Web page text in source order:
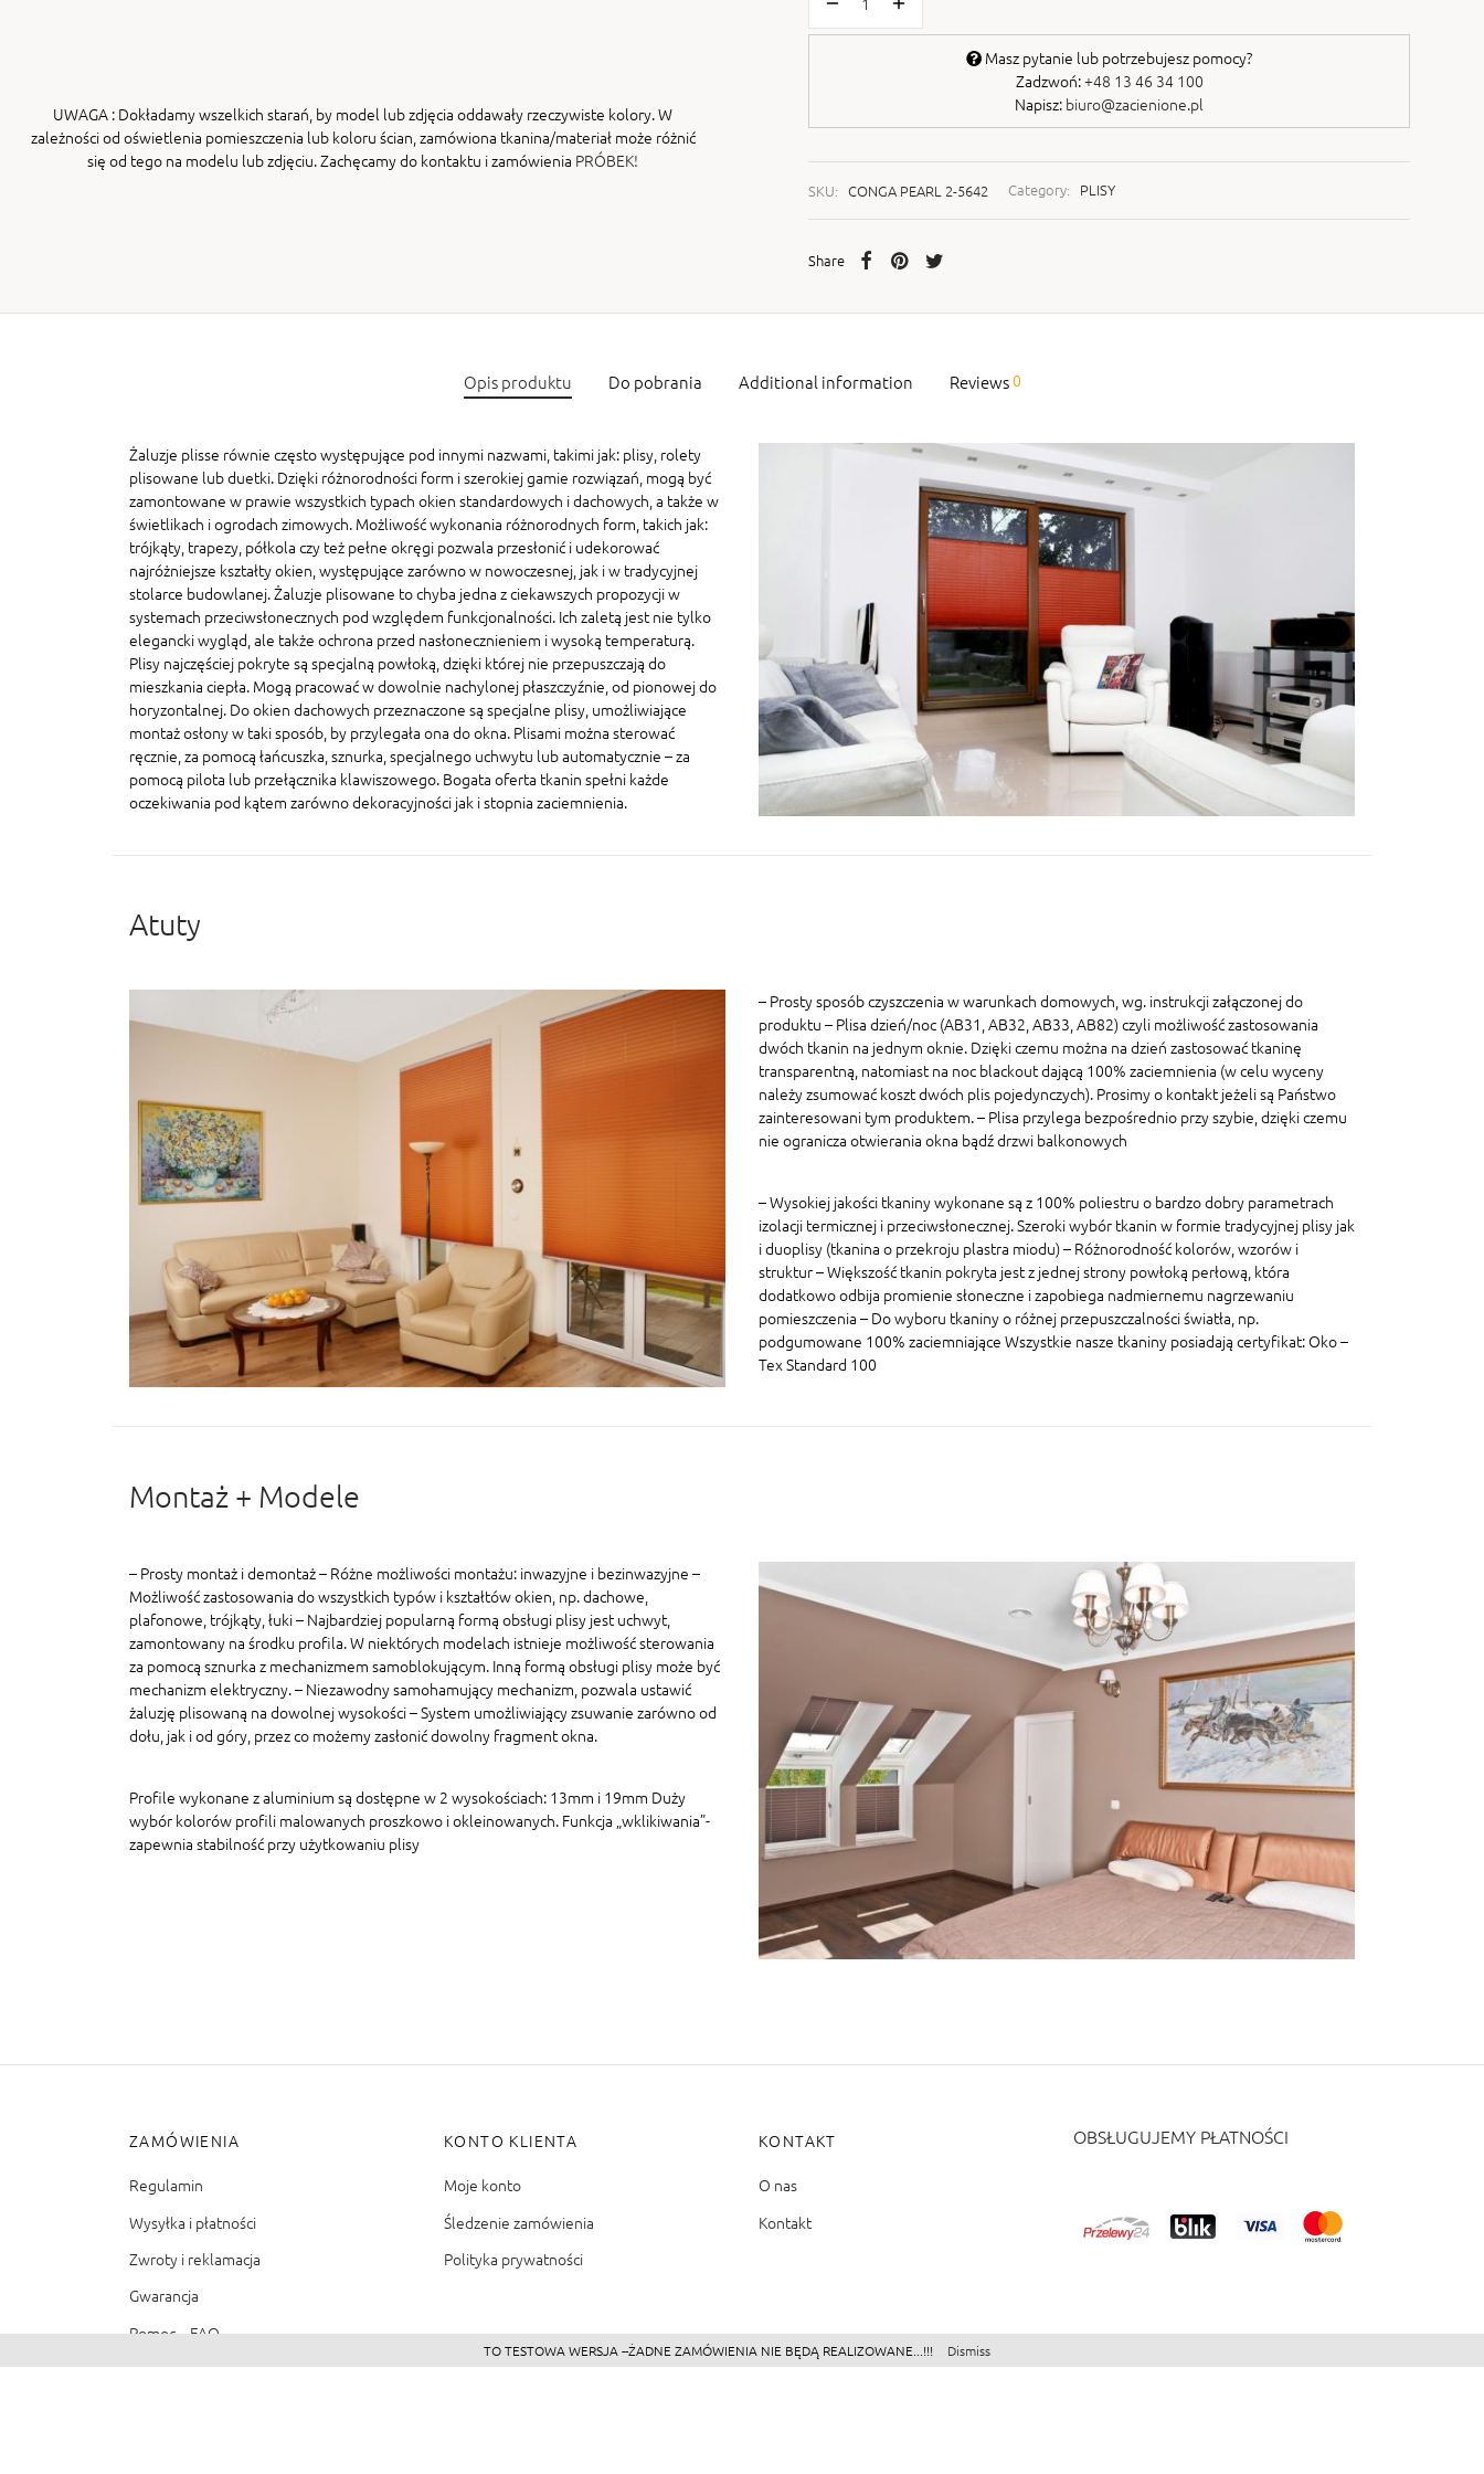
UWAGA : Dokładamy wszelkich starań, by model lub zdjęcia oddawały rzeczywiste kolory. W
zależności od oświetlenia pomieszczenia lub koloru ścian, zamówiona tkanina/materiał może różnić
się od tego na modelu lub zdjęciu. Zachęcamy do kontaktu i zamówienia PRÓBEK!
Masz pytanie lub potrzebujesz pomocy?
Zadzwoń:+48 13 46 34 100
Napisz: biuro@zacienione.pl
SKU: CONGA PEARL 2-5642 Category: PLISY
Share
Opis produktu Do pobrania Additional information Reviews0
Żaluzje plisse równie często występujące pod innymi nazwami, takimi jak: plisy, rolety
plisowane lub duetki. Dzięki różnorodności form i szerokiej gamie rozwiązań, mogą być
zamontowane w prawie wszystkich typach okien standardowych i dachowych, a także w
świetlikach i ogrodach zimowych. Możliwość wykonania różnorodnych form, takich jak:
trójkąty, trapezy, półkola czy też pełne okręgi pozwala przesłonić i udekorować
najróżniejsze kształty okien, występujące zarówno w nowoczesnej, jak i w tradycyjnej
stolarce budowlanej. Żaluzje plisowane to chyba jedna z ciekawszych propozycji w
systemach przeciwsłonecznych pod względem funkcjonalności. Ich zaletą jest nie tylko
elegancki wygląd, ale także ochrona przed nasłonecznieniem i wysoką temperaturą.
Plisy najczęściej pokryte są specjalną powłoką, dzięki której nie przepuszczają do
mieszkania ciepła. Mogą pracować w dowolnie nachylonej płaszczyźnie, od pionowej do
horyzontalnej. Do okien dachowych przeznaczone są specjalne plisy, umożliwiające
montaż osłony w taki sposób, by przylegała ona do okna. Plisami można sterować
ręcznie, za pomocą łańcuszka, sznurka, specjalnego uchwytu lub automatycznie – za
pomocą pilota lub przełącznika klawiszowego. Bogata oferta tkanin spełni każde
oczekiwania pod kątem zarówno dekoracyjności jak i stopnia zaciemnienia.
Atuty
– Prosty sposób czyszczenia w warunkach domowych, wg. instrukcji załączonej do
produktu – Plisa dzień/noc (AB31, AB32, AB33, AB82) czyli możliwość zastosowania
dwóch tkanin na jednym oknie. Dzięki czemu można na dzień zastosować tkaninę
transparentną, natomiast na noc blackout dającą 100% zaciemnienia (w celu wyceny
należy zsumować koszt dwóch plis pojedynczych). Prosimy o kontakt jeżeli są Państwo
zainteresowani tym produktem. – Plisa przylega bezpośrednio przy szybie, dzięki czemu
nie ogranicza otwierania okna bądź drzwi balkonowych
– Wysokiej jakości tkaniny wykonane są z 100% poliestru o bardzo dobry parametrach
izolacji termicznej i przeciwsłonecznej. Szeroki wybór tkanin w formie tradycyjnej plisy jak
i duoplisy (tkanina o przekroju plastra miodu) – Różnorodność kolorów, wzorów i
struktur – Większość tkanin pokryta jest z jednej strony powłoką perłową, która
dodatkowo odbija promienie słoneczne i zapobiega nadmiernemu nagrzewaniu
pomieszczenia – Do wyboru tkaniny o różnej przepuszczalności światła, np.
podgumowane 100% zaciemniające Wszystkie nasze tkaniny posiadają certyfikat: Oko –
Tex Standard 100
Montaż + Modele
– Prosty montaż i demontaż – Różne możliwości montażu: inwazyjne i bezinwazyjne –
Możliwość zastosowania do wszystkich typów i kształtów okien, np. dachowe,
plafonowe, trójkąty, łuki – Najbardziej popularną formą obsługi plisy jest uchwyt,
zamontowany na środku profila. W niektórych modelach istnieje możliwość sterowania
za pomocą sznurka z mechanizmem samoblokującym. Inną formą obsługi plisy może być
mechanizm elektryczny. – Niezawodny samohamujący mechanizm, pozwala ustawić
żaluzję plisowaną na dowolnej wysokości – System umożliwiający zsuwanie zarówno od
dołu, jak i od góry, przez co możemy zasłonić dowolny fragment okna.
Profile wykonane z aluminium są dostępne w 2 wysokościach: 13mm i 19mm Duży
wybór kolorów profili malowanych proszkowo i okleinowanych. Funkcja „wklikiwania”-
zapewnia stabilność przy użytkowaniu plisy
ZAMÓWIENIA
Regulamin
Wysyłka i płatności
Zwroty i reklamacja
Gwarancja
Pomoc – FAQ
KONTO KLIENTA
Moje konto
Śledzenie zamówienia
Polityka prywatności
KONTAKT
O nas
Kontakt
OBSŁUGUJEMY PŁATNOŚCI
TO TESTOWA WERSJA --ŻADNE ZAMÓWIENIA NIE BĘDĄ REALIZOWANE...!!! Dismiss